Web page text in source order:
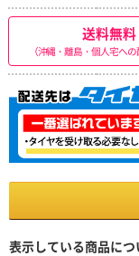
送料無料
（沖縄・離島・個人宅への
表示している商品につ